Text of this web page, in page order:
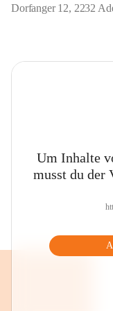
Dorfanger 12, 2232
Um Inhalte
musst du der